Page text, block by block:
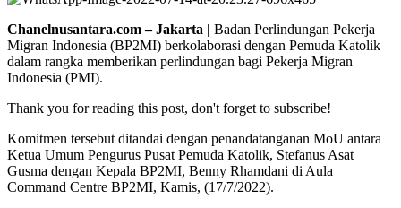
Chanelnusantara.com – Jakarta | Badan Perlindungan Pekerja
Migran Indonesia (BP2MI) berkolaborasi dengan Pemuda Katolik
dalam rangka memberikan perlindungan bagi Pekerja Migran
Indonesia (PMI).
Thank you for reading this post, don't forget to subscribe!
Komitmen tersebut ditandai dengan penandatanganan MoU antara
Ketua Umum Pengurus Pusat Pemuda Katolik, Stefanus Asat
Gusma dengan Kepala BP2MI, Benny Rhamdani di Aula
Command Centre BP2MI, Kamis, (17/7/2022).